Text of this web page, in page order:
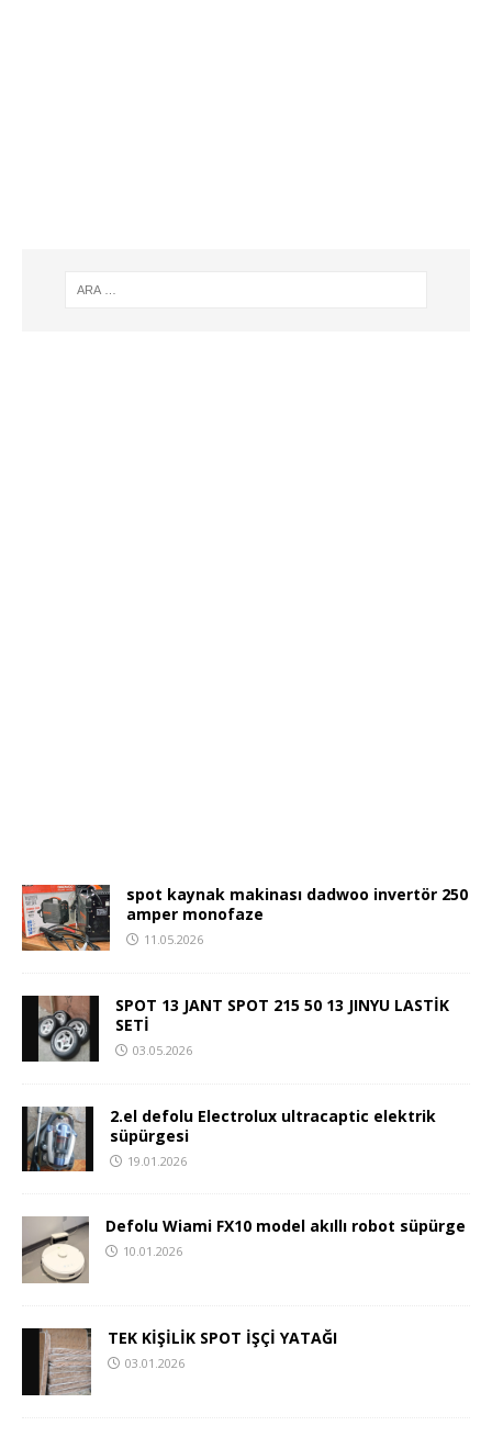
spot kaynak makinası dadwoo invertör 250
amper monofaze
11.05.2026
SPOT 13 JANT SPOT 215 50 13 JINYU LASTİK
SETİ
03.05.2026
2.el defolu Electrolux ultracaptic elektrik
süpürgesi
19.01.2026
Defolu Wiami FX10 model akıllı robot süpürge
10.01.2026
TEK KİŞİLİK SPOT İŞÇİ YATAĞI
03.01.2026